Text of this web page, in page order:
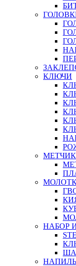
КЛЮЧИ
НАБОР